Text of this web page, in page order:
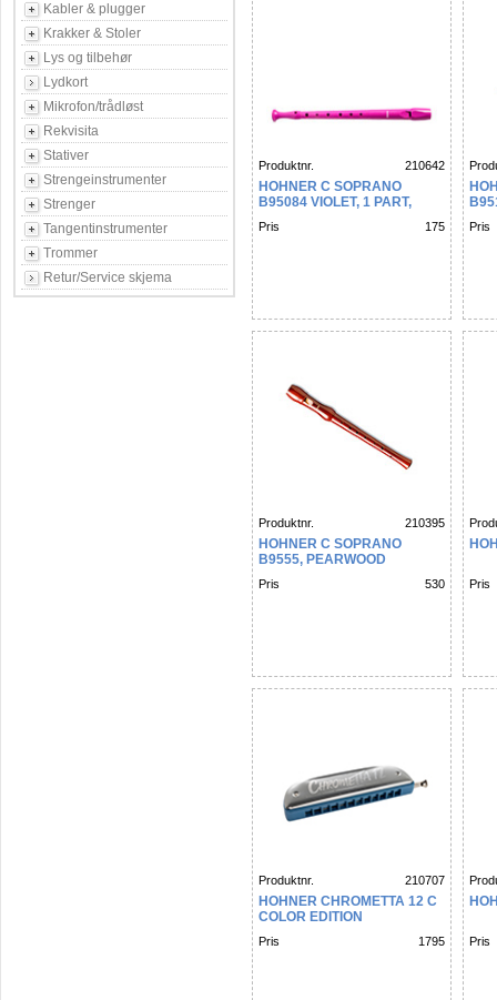
Kabler & plugger
Krakker & Stoler
Lys og tilbehør
Lydkort
Mikrofon/trådløst
Rekvisita
Stativer
Strengeinstrumenter
Strenger
Tangentinstrumenter
Trommer
Retur/Service skjema
Produktnr. 210642
HOHNER C SOPRANO
B95084 VIOLET, 1 PART,
Pris 175 Pris
Produktnr. 210395
HOHNER C SOPRANO
B9555, PEARWOOD
GERMAN, PB
Pris 530 Pris
Produktnr. 210707
HOHNER CHROMETTA 12 C
COLOR EDITION
Pris 1795 Pris